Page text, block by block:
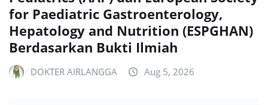
for Paediatric Gastroenterology,
Hepatology and Nutrition (ESPGHAN)
Berdasarkan Bukti Ilmiah
DOKTER AIRLANGGA Aug 5, 2026